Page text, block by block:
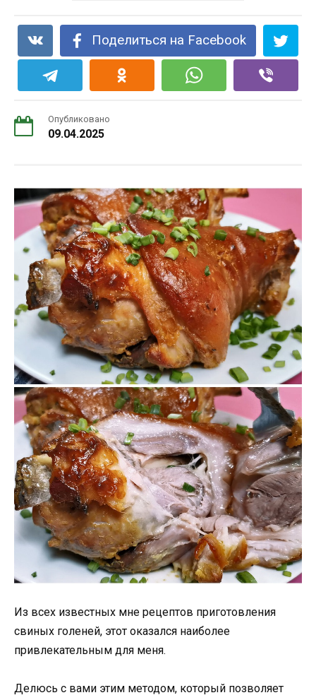
Поделиться на Facebook
Опубликовано
09.04.2025
Из всех известных мне рецептов приготовления
свиных голеней, этот оказался наиболее
привлекательным для меня.
Делюсь с вами этим методом, который позволяет